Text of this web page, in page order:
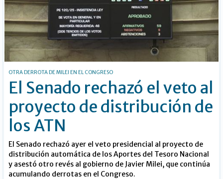
OTRA DERROTA DE MILEI EN EL CONGRESO
El Senado rechazó el veto al
proyecto de distribución de
los ATN
El Senado rechazó ayer el veto presidencial al proyecto de
distribución automática de los Aportes del Tesoro Nacional
y asestó otro revés al gobierno de Javier Milei, que continúa
acumulando derrotas en el Congreso.